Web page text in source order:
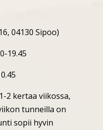
04130 Sipoo)
19.45
2 kertaa viikossa,
tunneilla on
sopii hyvin